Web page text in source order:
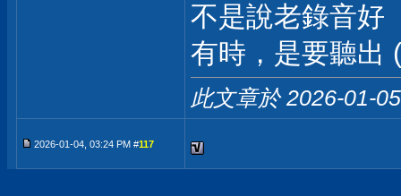
不是說老錄音好
有時，是要聽出
此文章於 2026-01-
2026-01-04, 03:24 PM #117